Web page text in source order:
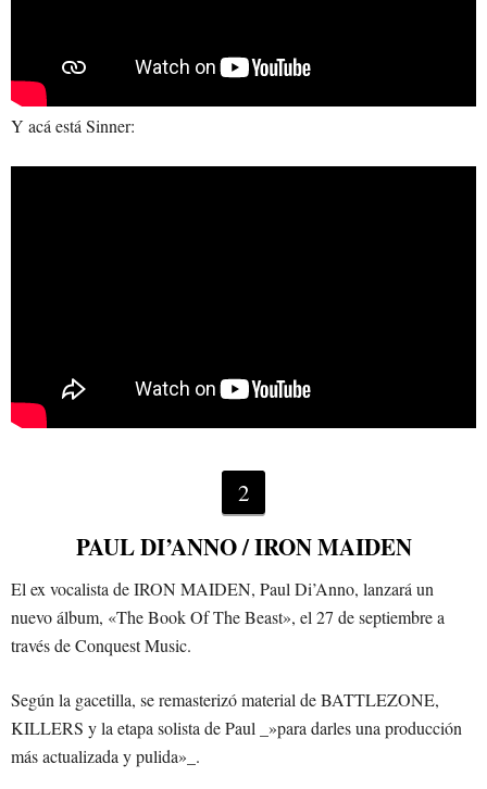
Y acá está Sinner:
2
PAUL DI’ANNO / IRON MAIDEN
El ex vocalista de IRON MAIDEN, Paul Di’Anno, lanzará un
nuevo álbum, «The Book Of The Beast», el 27 de septiembre a
través de Conquest Music.
Según la gacetilla, se remasterizó material de BATTLEZONE,
KILLERS y la etapa solista de Paul _»para darles una producción
más actualizada y pulida»_.